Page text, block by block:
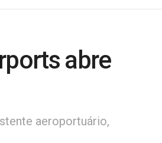
abre
aeroportuário,